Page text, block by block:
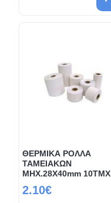
ΘΕΡΜΙΚΑ ΡΟΛΛΑ
ΤΑΜΕΙΑΚΩΝ
ΜΗΧ.28Χ40mm 10ΤΜΧ
2.10€